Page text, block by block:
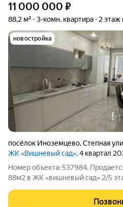
11 000 000 ₽
88,2 м² 3-комн. квартира 2 этаж
новостройка
посёлок Иноземцево,Степная
ЖК «Вишневый сад», 4 квартал
Номер объекта: 537984.
88м2 в ЖК «вишневый сад» 2/5
пол под плиткой в ванной,